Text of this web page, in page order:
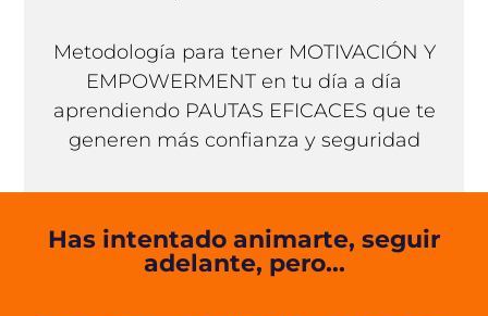
Metodología para tener MOTIVACIÓN Y
EMPOWERMENT en tu día a día
aprendiendo PAUTAS EFICACES que te
generen más confianza y seguridad
Has intentado animarte, seguir
adelante, pero...